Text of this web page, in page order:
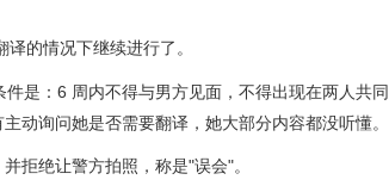
的情况下继续进行了。
是：6 周内不得与男方见面，不得出现在两人共同
动询问她是否需要翻译，她大部分内容都没听懂。
拒绝让警方拍照，称是"误会"。